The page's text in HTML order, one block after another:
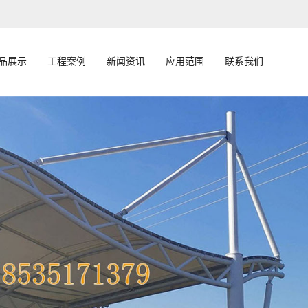
展示 工程案例 新闻资讯 应用范围 联系我们